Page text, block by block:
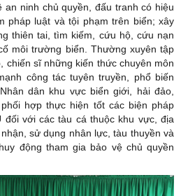
an ninh chủ quyền, đấu tranh có hiệu
pháp luật và tội phạm trên biển; xây
thiên tai, tìm kiếm, cứu hộ, cứu nạn
môi trường biển. Thường xuyên tập
chiến sĩ những kiến thức chuyên môn
công tác tuyên truyền, phổ biến
dân khu vực biển giới, hải đảo,
hợp thực hiện tốt các biện pháp
đối với các tàu cá thuộc khu vực, địa
sử dụng nhân lực, tàu thuyền và
động tham gia bảo vệ chủ quyền